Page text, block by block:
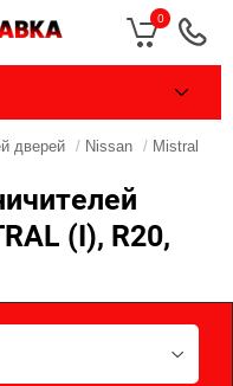
0
дверей / Nissan / Mistral
(I), R20,